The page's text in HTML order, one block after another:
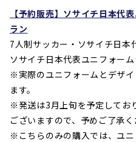
【予約販売】ソサイチ日本代
ラン
7人制サッカー・ソサイチ日本
ソサイチ日本代表ユニフォー
※実際のユニフォームとデザ
ます。
※発送は3月上旬を予定してお
ございますので、予めご了承く
※こちらのみの購入では、ユニ